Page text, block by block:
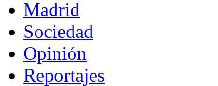
Madrid
Sociedad
Opinión
Reportajes